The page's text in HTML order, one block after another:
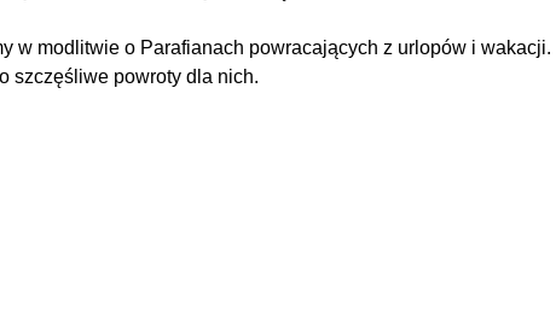
w modlitwie o Parafianach powracających z urlopów i wakacji.
szczęśliwe powroty dla nich.